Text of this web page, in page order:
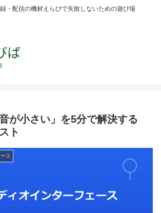
・配信の機材えらびで失敗しないための遊び場
が小さい」を5分で解決する
ト
ス